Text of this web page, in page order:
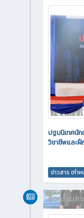
ปฐมนิเทศนั
วิชาชีพและ
ข่าวสาร (กำ
กิจกรรมภา